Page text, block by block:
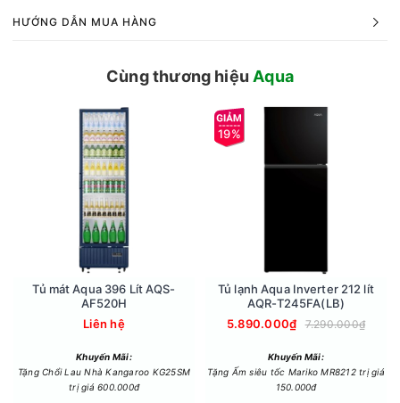
Bảng điều khiển đa sắc và dễ sử dụng
Aqua AW10-BP4657M(B) được trang bị bảng điều khiển cảm
ứng đa sắc, dễ dàng sử dụng. Các biểu tượng và thông số
giặt được hiển thị rõ ràng, giúp người dùng dễ dàng điều
cho máy mà còn tạo cảm giác hiện đại, tinh tế trong không
gian giặt giũ.
HƯỚNG DẪN MUA HÀNG
Cùng thương hiệu Aqua
Tủ mát Aqua 396 Lít AQS-
AF520H
Liên hệ
Khuyến Mãi:
Tặng Chổi Lau Nhà Kangaroo KG25SM
trị giá 600.000đ
19%
Tủ lạnh Aqua Inverter 212 lít
AQR-T245FA(LB)
5.890.000₫
7.290.000₫
Khuyến Mãi:
Tặng Ấm siêu tốc Mariko MR8212 trị giá
150.000đ